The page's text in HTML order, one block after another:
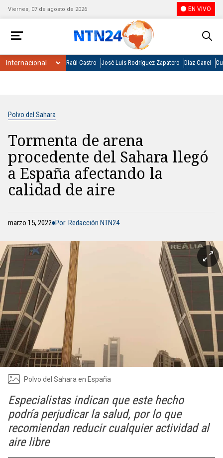
Viernes, 07 de agosto de 2026 EN VIVO
Raúl Castro José Luis Rodríguez Zapatero Díaz-Canel
Polvo del Sahara
Tormenta de arena
procedente del Sahara llegó
a España afectando la
calidad de aire
marzo 15, 2022 Por: Redacción NTN24
Polvo del Sahara en España
Especialistas indican que este hecho
podría perjudicar la salud, por lo que
recomiendan reducir cualquier actividad al
aire libre